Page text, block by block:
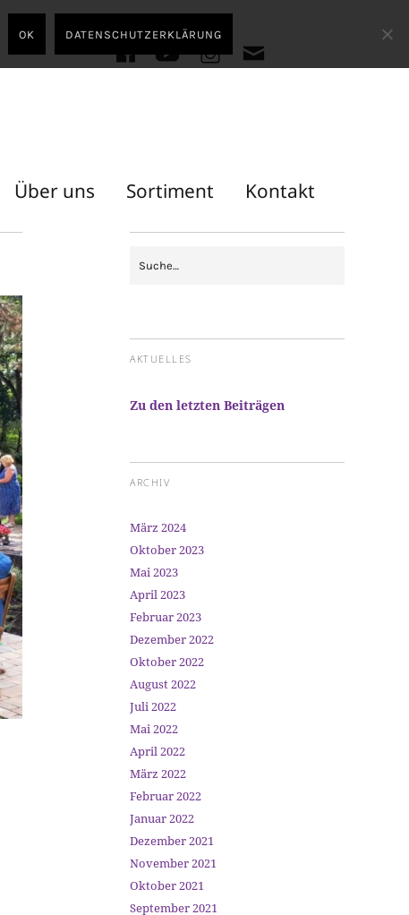
facebookyoutubeinstagram
Mail
Über uns Sortiment Kontakt
AKTUELLES
Zu den letzten Beiträgen
ARCHIV
März 2024
Oktober 2023
Mai 2023
April 2023
Februar 2023
Dezember 2022
Oktober 2022
August 2022
Juli 2022
Mai 2022
April 2022
März 2022
Februar 2022
Januar 2022
Dezember 2021
November 2021
Oktober 2021
September 2021
OK DATENSCHUTZERKLÄRUNG